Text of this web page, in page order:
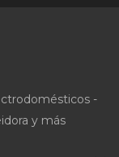
-
y más